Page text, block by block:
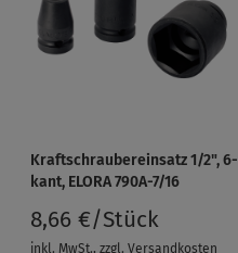
Kraftschraubereinsatz 1/2", 6-
kant, ELORA 790A-7/16
8,66 €/Stück
inkl. MwSt., zzgl. Versandkosten